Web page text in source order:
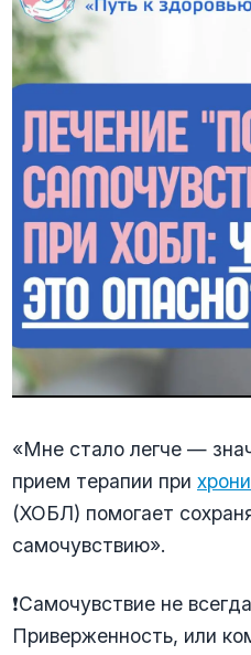
«Мне стало легче —
прием терапии при
(ХОБЛ) помогает
самочувствию».
❗Самочувствие не
Приверженность, или